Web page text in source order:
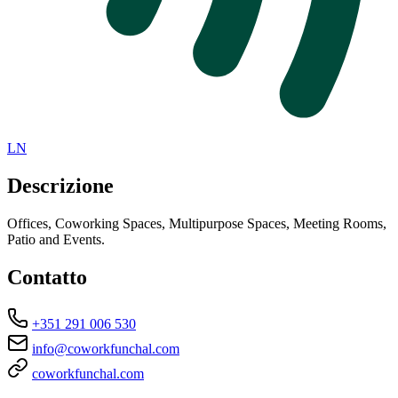
LN
Descrizione
Offices, Coworking Spaces, Multipurpose Spaces, Meeting Rooms,
Patio and Events.
Contatto
+351 291 006 530
info@coworkfunchal.com
coworkfunchal.com